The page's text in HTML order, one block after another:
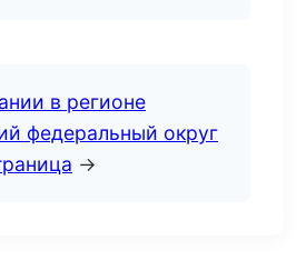
в регионе
федеральный округ
→